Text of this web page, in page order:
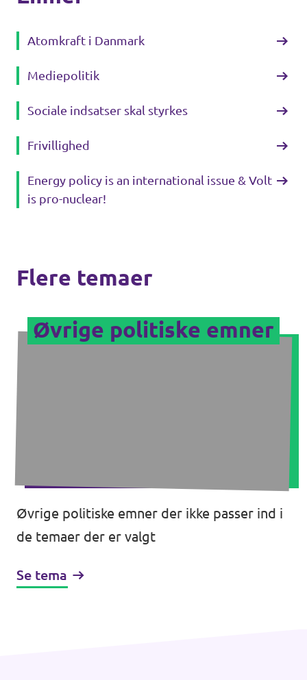
Åbne stillinger
Atomkraft i Danmark
Mediepolitik
Sociale indsatser skal styrkes
Frivillighed
Energy policy is an international issue & Volt
is pro-nuclear!
Flere temaer
Øvrige politiske emner
Øvrige politiske emner der ikke passer ind i
de temaer der er valgt
Se tema